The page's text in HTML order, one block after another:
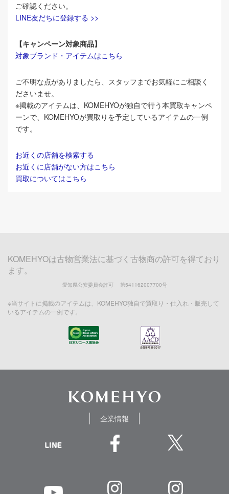
ご確認ください。
LINE友だちに登録する >>
【キャンペーン対象商品】
対象ブランド・アイテムはこちら
ご不明な点がありましたら、スタッフまでお気軽にご相談く
ださいませ。
※掲載のアイテムは、KOMEHYOが独自で行う本買取キャンペ
ーンで、KOMEHYOが買取りを予定しているアイテムの一例
です。
お近くの店舗を検索する
お近くに店舗がない方はこちら
買取についてはこちら
KOMEHYOは古物営業法に基づく古物商の許可を得ており
ます。
愛知県公安委員会許可 第541162007700号
※当サイトに掲載のアイテムは、KOMEHYO独自で買取り・仕入れ・販売して
いるアイテムの一例です。
企業情報